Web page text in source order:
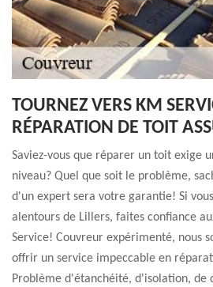
TOURNEZ VERS KM
RÉPARATION DE TOIT
Saviez-vous que réparer un toit exige
niveau? Quel que soit le problème,
d'un expert sera votre garantie! Si
alentours de Lillers, faites confiance
Service! Couvreur expérimenté, nous
offrir un service impeccable en
Problème d'étanchéité, d'isolation, de